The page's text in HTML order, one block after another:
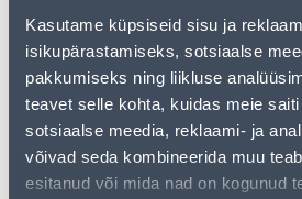
Kasutame küpsiseid sisu ja
isikupärastamiseks, sotsiaalse
pakkumiseks ning liikluse
teavet selle kohta, kuidas meie
sotsiaalse meedia, reklaami- ja
võivad seda kombineerida muu
esitanud või mida nad on kogunud
pakkuda!
Teie ostlemisrõõm ei pea aga siin
uurimistööd saate jätkata, naastes
kasutades meie võimsat
veelgi meelepärasemad valikuid.
• Topeltõielise hüatsindi